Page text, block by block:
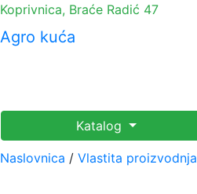
Koprivnica, Braće Radić 47
Agro kuća
Katalog
Naslovnica / Vlastita proizvodnja